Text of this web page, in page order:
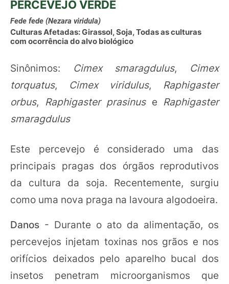
PERCEVEJO VERDE
Fede fede (Nezara viridula)
Culturas Afetadas: Girassol, Soja, Todas as culturas
com ocorrência do alvo biológico
Sinônimos: Cimex smaragdulus, Cimex
torquatus, Cimex viridulus, Raphigaster
orbus, Raphigaster prasinus e Raphigaster
smaragdulus
Este percevejo é considerado uma das
principais pragas dos órgãos reprodutivos
da cultura da soja. Recentemente, surgiu
como uma nova praga na lavoura algodoeira.
Danos - Durante o ato da alimentação, os
percevejos injetam toxinas nos grãos e nos
orifícios deixados pelo aparelho bucal dos
insetos penetram microorganismos que